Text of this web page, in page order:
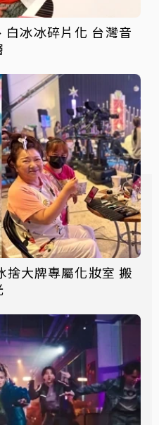
冰冰碎片化 台灣音
捨大牌專屬化妝室 搬